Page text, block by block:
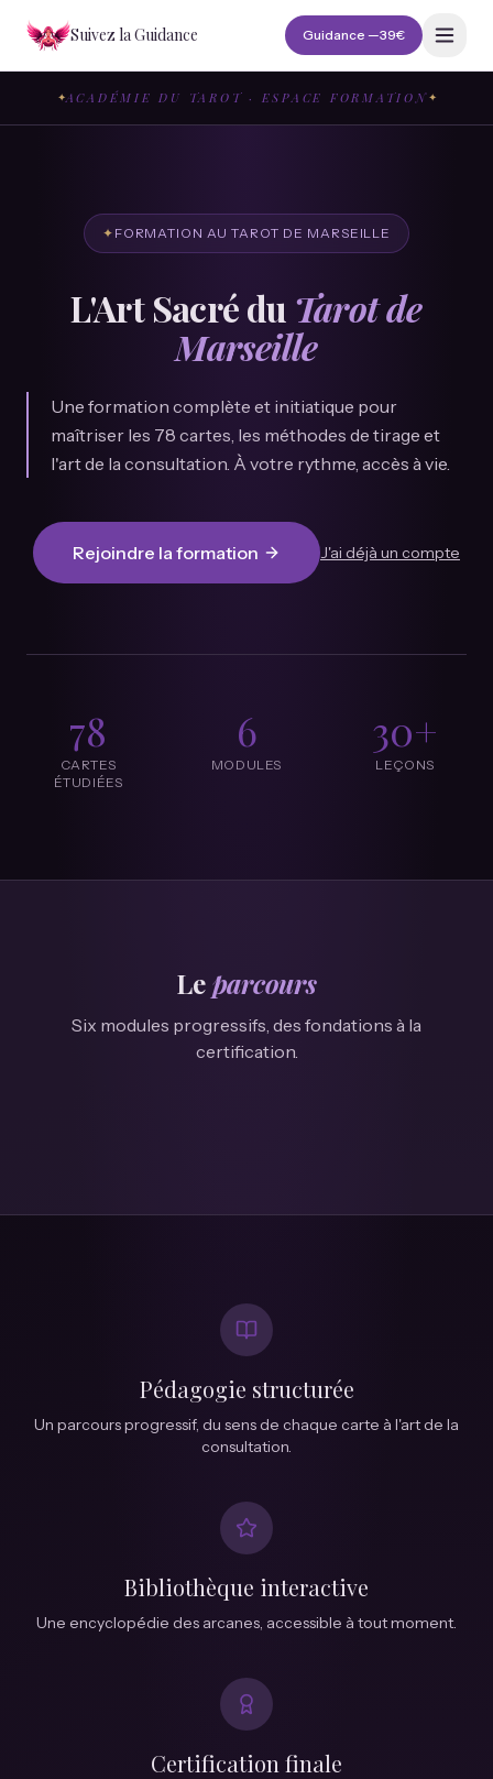
Suivez la Guidance Guidance —39€
✦ACADÉMIE DU TAROT · ESPACE FORMATION✦
✦ FORMATION AU TAROT DE MARSEILLE
L'Art Sacré du Tarot de
Marseille
Une formation complète et initiatique pour
maîtriser les 78 cartes, les méthodes de tirage et
l'art de la consultation. À votre rythme, accès à vie.
Rejoindre la formation J'ai déjà un compte
78
CARTES
ÉTUDIÉES
6
MODULES
30+
LEÇONS
Leparcours
Six modules progressifs, des fondations à la
certification.
Pédagogie structurée
Un parcours progressif, du sens de chaque carte à l'art de la
consultation.
Bibliothèque interactive
Une encyclopédie des arcanes, accessible à tout moment.
Certification finale